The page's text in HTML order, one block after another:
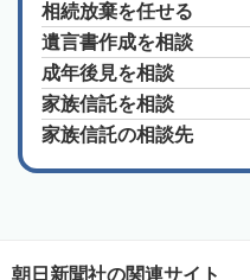
相続放棄を任せる
遺言書作成を相談
成年後見を相談
家族信託を相談
家族信託の相談先
朝日新聞社の関連サイト